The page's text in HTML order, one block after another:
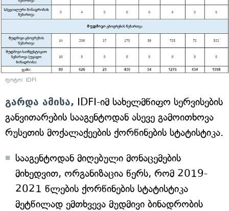
ფოტო: IDFI
გარდა ამისა, IDFI-იმ სახელმწიფო სერვისების
განვითარების სააგენტოდან ასევე გამოითხოვა
რუსეთის მოქალაქეების ქორწინების სტატისტიკა.
სააგენტოდან მიღებული მონაცემების
მიხედვით, ორგანიზაცია წერს, რომ 2019-
2021 წლების ქორწინების სტატისტიკა
მეტწილად ემთხვევა მუდმივი ბინადრობის